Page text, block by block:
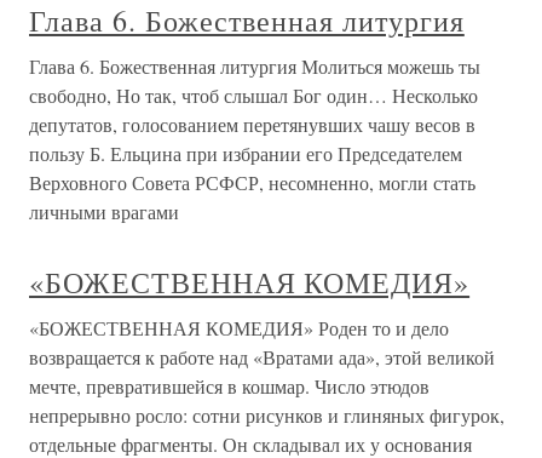
Глава 6. Божественная литургия
Глава 6. Божественная литургия Молиться можешь ты
свободно, Но так, чтоб слышал Бог один… Несколько
депутатов, голосованием перетянувших чашу весов в
пользу Б. Ельцина при избрании его Председателем
Верховного Совета РСФСР, несомненно, могли стать
личными врагами
«БОЖЕСТВЕННАЯ КОМЕДИЯ»
«БОЖЕСТВЕННАЯ КОМЕДИЯ» Роден то и дело
возвращается к работе над «Вратами ада», этой великой
мечте, превратившейся в кошмар. Число этюдов
непрерывно росло: сотни рисунков и глиняных фигурок,
отдельные фрагменты. Он складывал их у основания